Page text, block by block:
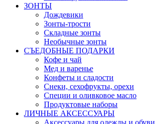
ЗОНТЫ
Дождевики
Зонты-трости
Складные зонты
Необычные зонты
СЪЕДОБНЫЕ ПОДАРКИ
Кофе и чай
Мед и варенье
Конфеты и сладости
Снеки, сехофрукты, орехи
Специи и оливковое масло
Продуктовые наборы
ЛИЧНЫЕ АКСЕССУАРЫ
Аксессуары для одежды и обуви